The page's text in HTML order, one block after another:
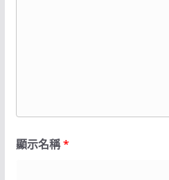
顯示名稱*